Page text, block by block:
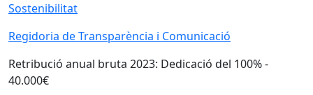
Sostenibilitat
Regidoria de Transparència i Comunicació
Retribució anual bruta 2023: Dedicació del 100% -
40.000€